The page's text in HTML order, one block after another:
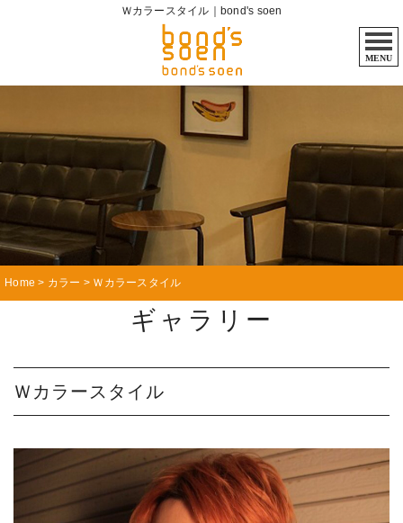
Ｗカラースタイル｜bond's soen
MENU
Home > カラー > Ｗカラースタイル
ギャラリー
Ｗカラースタイル